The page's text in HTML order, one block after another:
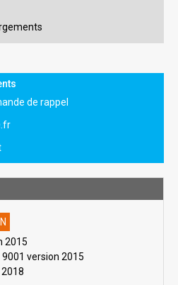
de rappel
2015
version 2015